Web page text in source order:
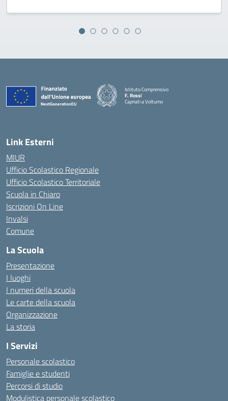
Istituto Comprensivo
F. Rossi
Capriati a Volturno
— Visita la pagina iniziale della scuola
Link Esterni
MIUR
Ufficio Scolastico Regionale
Ufficio Scolastico Territoriale
Scuola in Chiaro
Iscrizioni On Line
Invalsi
Comune
La Scuola
Presentazione
I luoghi
I numeri della scuola
Le carte della scuola
Organizzazione
La storia
I Servizi
Personale scolastico
Famiglie e studenti
Percorsi di studio
Modulistica personale scolastico